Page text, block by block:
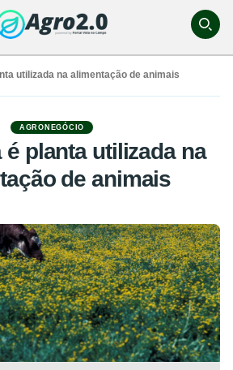
utilizada na alimentação de animais
AGRONEGÓCIO
é planta utilizada na
de animais